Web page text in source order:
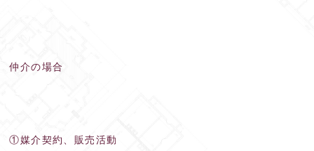
仲介の場合
①媒介契約、販売活動